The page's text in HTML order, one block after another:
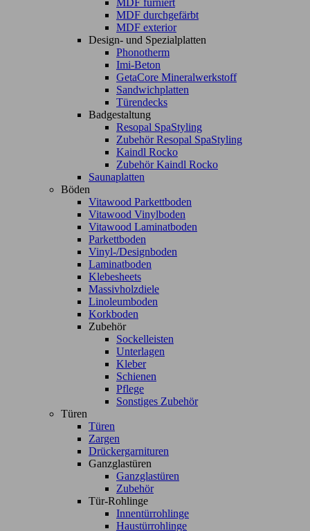
MDF furniert
MDF durchgefärbt
MDF exterior
Design- und Spezialplatten
Phonotherm
Imi-Beton
GetaCore Mineralwerkstoff
Sandwichplatten
Türendecks
Badgestaltung
Resopal SpaStyling
Zubehör Resopal SpaStyling
Kaindl Rocko
Zubehör Kaindl Rocko
Saunaplatten
Böden
Vitawood Parkettboden
Vitawood Vinylboden
Vitawood Laminatboden
Parkettboden
Vinyl-/Designboden
Laminatboden
Klebesheets
Massivholzdiele
Linoleumboden
Korkboden
Zubehör
Sockelleisten
Unterlagen
Kleber
Schienen
Pflege
Sonstiges Zubehör
Türen
Türen
Zargen
Drückergarnituren
Ganzglastüren
Ganzglastüren
Zubehör
Tür-Rohlinge
Innentürrohlinge
Haustürrohlinge